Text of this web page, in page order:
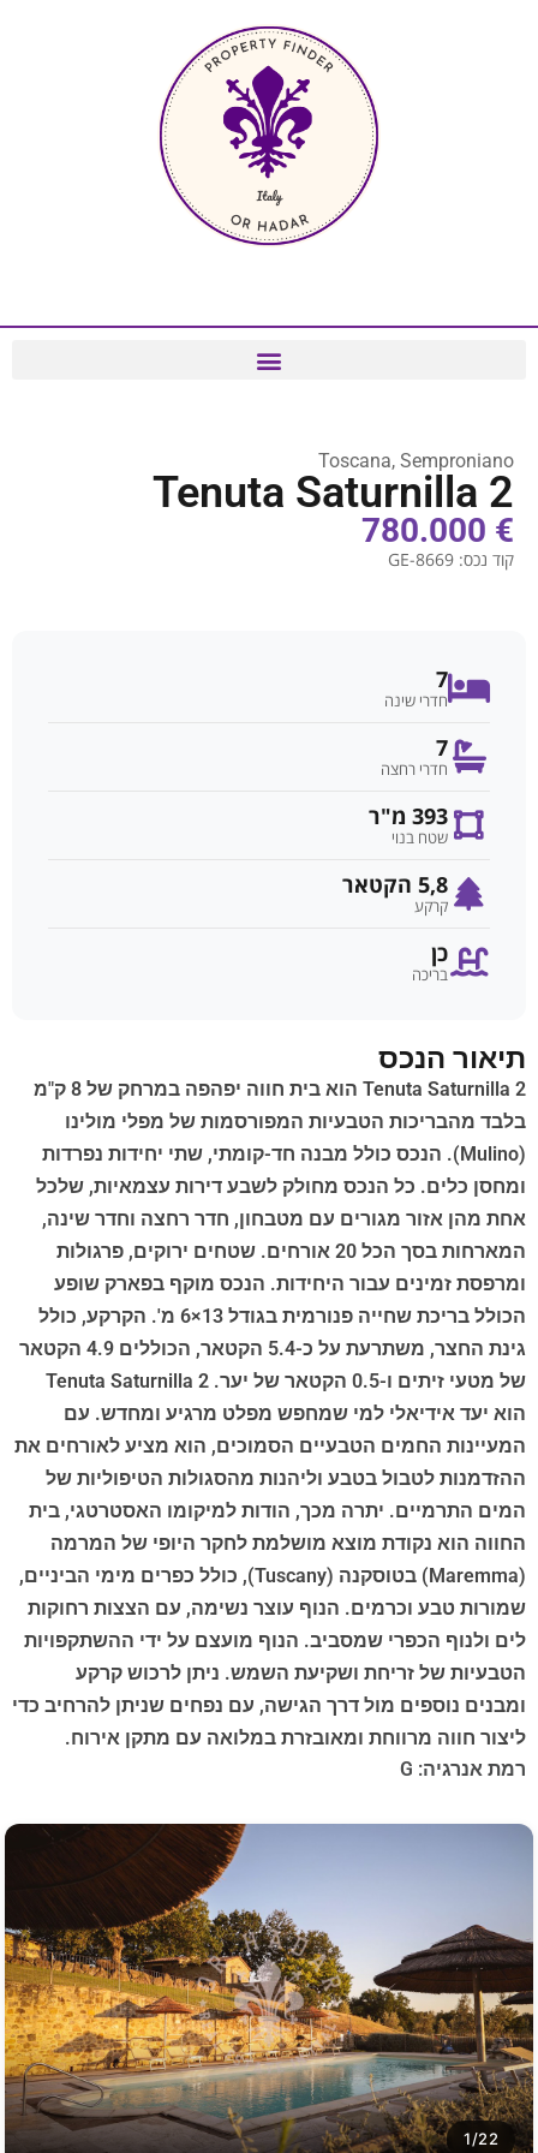
Toscana, Semproniano
Tenuta Saturnilla 2
€ 780.000
קוד נכס: GE-8669
7
חדרי שינה
7
חדרי רחצה
393 מ"ר
שטח בנוי
5,8 הקטאר
קרקע
כן
בריכה
תיאור הנכס
Tenuta Saturnilla 2 הוא בית חווה יפהפה במרחק של 8 ק"מ
בלבד מהבריכות הטבעיות המפורסמות של מפלי מולינו
(Mulino). הנכס כולל מבנה חד-קומתי, שתי יחידות נפרדות
ומחסן כלים. כל הנכס מחולק לשבע דירות עצמאיות, שלכל
אחת מהן אזור מגורים עם מטבחון, חדר רחצה וחדר שינה,
המארחות בסך הכל 20 אורחים. שטחים ירוקים, פרגולות
ומרפסת זמינים עבור היחידות. הנכס מוקף בפארק שופע
הכולל בריכת שחייה פנורמית בגודל 13×6 מ'. הקרקע, כולל
גינת החצר, משתרעת על כ-5.4 הקטאר, הכוללים 4.9 הקטאר
של מטעי זיתים ו-0.5 הקטאר של יער. Tenuta Saturnilla 2
הוא יעד אידיאלי למי שמחפש מפלט מרגיע ומחדש. עם
המעיינות החמים הטבעיים הסמוכים, הוא מציע לאורחים את
ההזדמנות לטבול בטבע וליהנות מהסגולות הטיפוליות של
המים התרמיים. יתרה מכך, הודות למיקומו האסטרטגי, בית
החווה הוא נקודת מוצא מושלמת לחקר היופי של המרמה
(Maremma) בטוסקנה (Tuscany), כולל כפרים מימי הביניים,
שמורות טבע וכרמים. הנוף עוצר נשימה, עם הצצות רחוקות
לים ולנוף הכפרי שמסביב. הנוף מועצם על ידי ההשתקפויות
הטבעיות של זריחת ושקיעת השמש. ניתן לרכוש קרקע
ומבנים נוספים מול דרך הגישה, עם נפחים שניתן להרחיב כדי
ליצור חווה מרווחת ומאובזרת במלואה עם מתקן אירוח.
רמת אנרגיה: G
1/22